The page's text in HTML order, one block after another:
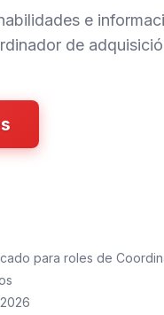
e
de
para roles de